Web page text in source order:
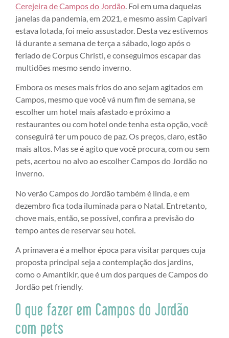
Cerejeira de Campos do Jordão . Foi em uma daquelas
janelas da pandemia, em 2021, e mesmo assim Capivari
estava lotada, foi meio assustador. Desta vez estivemos
lá durante a semana de terça a sábado, logo após o
feriado de Corpus Christi, e conseguimos escapar das
multidões mesmo sendo inverno.
Embora os meses mais frios do ano sejam agitados em
Campos, mesmo que você vá num fim de semana, se
escolher um hotel mais afastado e próximo a
restaurantes ou com hotel onde tenha esta opção, você
conseguirá ter um pouco de paz. Os preços, claro, estão
mais altos. Mas se é agito que você procura, com ou sem
pets, acertou no alvo ao escolher Campos do Jordão no
inverno.
No verão Campos do Jordão também é linda, e em
dezembro fica toda iluminada para o Natal. Entretanto,
chove mais, então, se possível, confira a previsão do
tempo antes de reservar seu hotel.
A primavera é a melhor época para visitar parques cuja
proposta principal seja a contemplação dos jardins,
como o Amantikir, que é um dos parques de Campos do
Jordão pet friendly.
O que fazer em Campos do Jordão
com pets